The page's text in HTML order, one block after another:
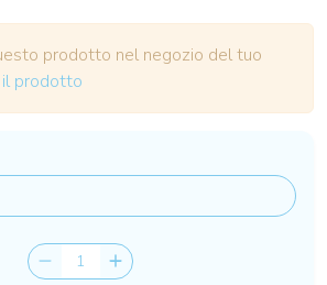
prodotto nel negozio del tuo
il prodotto